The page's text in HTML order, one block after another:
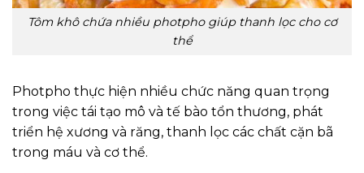
Tôm khô chứa nhiều photpho giúp thanh lọc cho cơ
thể
Photpho thực hiện nhiều chức năng quan trọng
trong việc tái tạo mô và tế bào tổn thương, phát
triển hệ xương và răng, thanh lọc các chất cặn bã
trong máu và cơ thể.